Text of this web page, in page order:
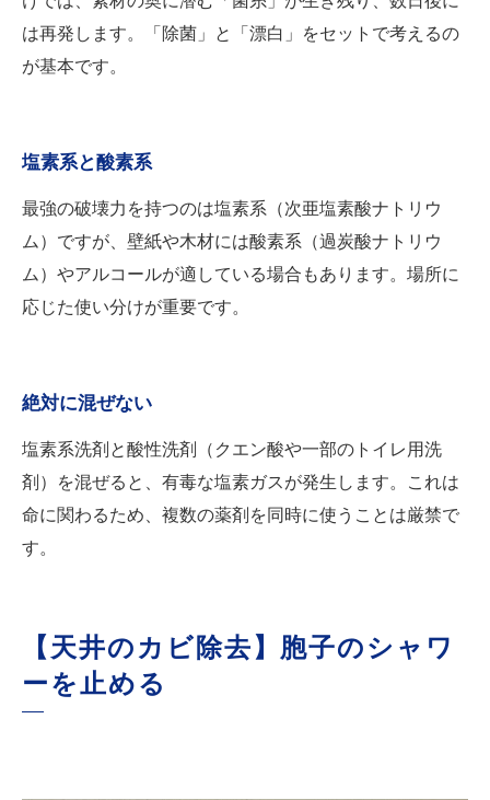
は再発します。「除菌」と「漂白」をセットで考えるの
が基本です。
塩素系と酸素系
最強の破壊力を持つのは塩素系（次亜塩素酸ナトリウ
ム）ですが、壁紙や木材には酸素系（過炭酸ナトリウ
ム）やアルコールが適している場合もあります。場所に
応じた使い分けが重要です。
絶対に混ぜない
塩素系洗剤と酸性洗剤（クエン酸や一部のトイレ用洗
剤）を混ぜると、有毒な塩素ガスが発生します。これは
命に関わるため、複数の薬剤を同時に使うことは厳禁で
す。
【天井のカビ除去】胞子のシャワ
ーを止める